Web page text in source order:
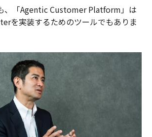
、「Agentic Customer Platform」は
を実装するためのツールでもありま